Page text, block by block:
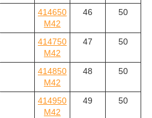
414650
M42
46 50
414750
M42
47 50
414850
M42
48 50
414950
M42
49 50